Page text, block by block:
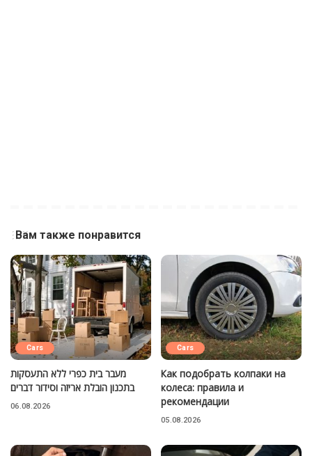
Вам также понравится
Cars
מעבר בית כפרי ללא התעסקות
בתכנון הובלת אריזה וסידור דברים
06.08.2026
Cars
Как подобрать колпаки на
колеса: правила и
рекомендации
05.08.2026